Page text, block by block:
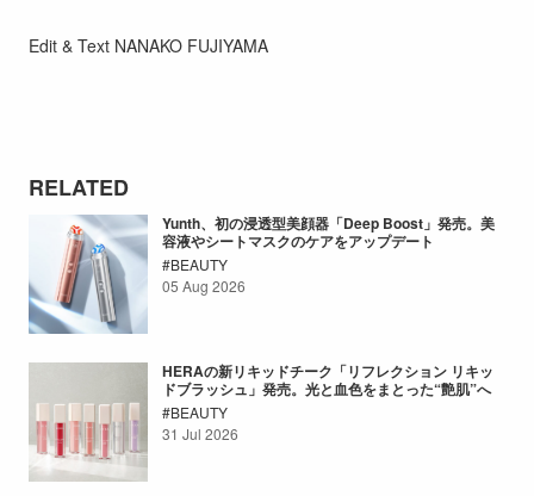
Edit & Text NANAKO FUJIYAMA
RELATED
Yunth、初の浸透型美顔器「Deep Boost」発売。美
容液やシートマスクのケアをアップデート
BEAUTY
05 Aug 2026
HERAの新リキッドチーク「リフレクション リキッ
ドブラッシュ」発売。光と血色をまとった“艶肌”へ
BEAUTY
31 Jul 2026